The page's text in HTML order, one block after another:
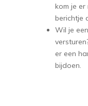
kom je er
berichtje
Wil je
er een
bijdoen.